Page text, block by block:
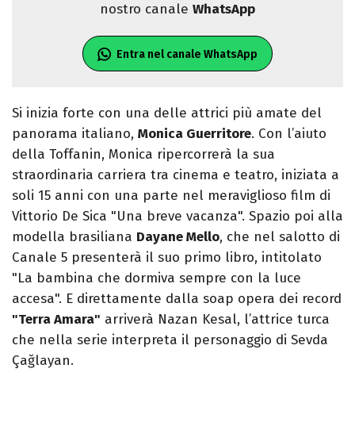
nostro canale WhatsApp
Entra nel canale WhatsApp
Si inizia forte con una delle attrici più amate del
panorama italiano, Monica Guerritore. Con l’aiuto
della Toffanin, Monica ripercorrerà la sua
straordinaria carriera tra cinema e teatro, iniziata a
soli 15 anni con una parte nel meraviglioso film di
Vittorio De Sica "Una breve vacanza". Spazio poi alla
modella brasiliana Dayane Mello, che nel salotto di
Canale 5 presenterà il suo primo libro, intitolato
"La bambina che dormiva sempre con la luce
accesa". E direttamente dalla soap opera dei record
"Terra Amara" arriverà Nazan Kesal, l’attrice turca
che nella serie interpreta il personaggio di Sevda
Çağlayan.